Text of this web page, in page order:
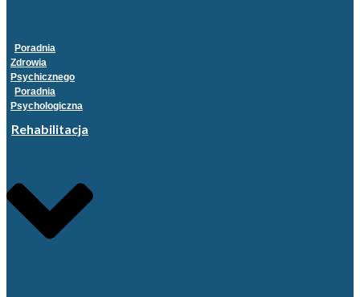
Poradnia
Zdrowia
Psychicznego
Poradnia
Psychologiczna
Rehabilitacja